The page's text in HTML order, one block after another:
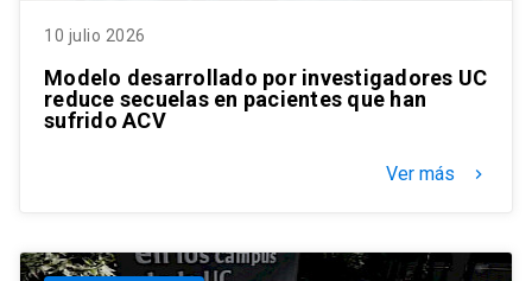
10 julio 2026
Modelo desarrollado por investigadores UC
reduce secuelas en pacientes que han
sufrido ACV
Ver más keyboard_arrow_right